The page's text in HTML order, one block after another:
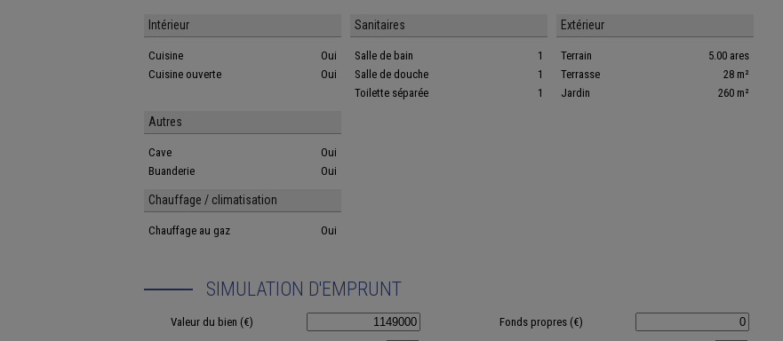
Intérieur
Cuisine
Oui
Cuisine ouverte
Oui
Sanitaires
Salle de bain
1
Salle de douche
1
Toilette séparée
1
Extérieur
Terrain
5.00 ares
Terrasse
28 m²
Jardin
260 m²
Autres
Cave
Oui
Buanderie
Oui
Chauffage / climatisation
Chauffage au gaz Oui
SIMULATION D'EMPRUNT
Valeur du bien (€) Fonds propres (€)